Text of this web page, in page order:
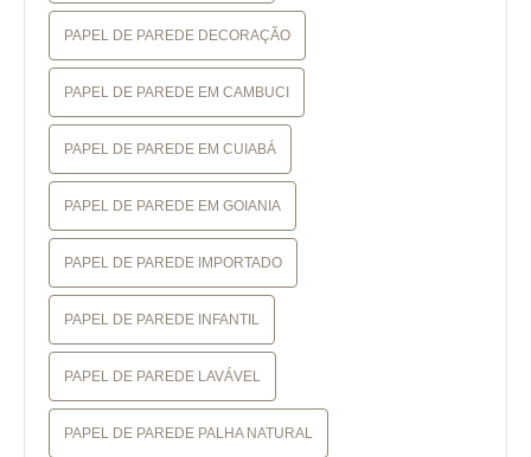
PAPEL DE PAREDE DECORAÇÃO
PAPEL DE PAREDE EM CAMBUCI
PAPEL DE PAREDE EM CUIABÁ
PAPEL DE PAREDE EM GOIANIA
PAPEL DE PAREDE IMPORTADO
PAPEL DE PAREDE INFANTIL
PAPEL DE PAREDE LAVÁVEL
PAPEL DE PAREDE PALHA NATURAL